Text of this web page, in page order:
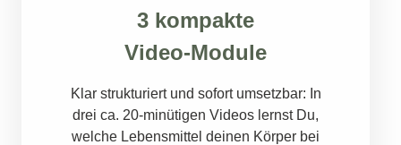
3 kompakte
Video-Module
Klar strukturiert und sofort umsetzbar: In
drei ca. 20-minütigen Videos lernst Du,
welche Lebensmittel deinen Körper bei